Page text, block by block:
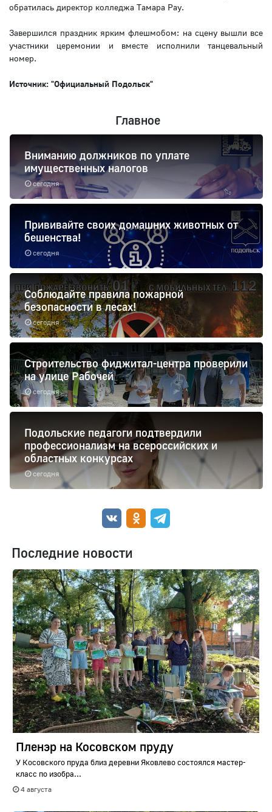
обратилась директор колледжа Тамара Рау.
Завершился праздник ярким флешмобом: на сцену вышли все
участники церемонии и вместе исполнили танцевальный
номер.
Источник: "Официальный Подольск"
Главное
сегодня
Вниманию должников по уплате
имущественных налогов
сегодня
Прививайте своих домашних животных от
бешенства!
сегодня
Соблюдайте правила пожарной
безопасности в лесах!
сегодня
Строительство фиджитал-центра проверили
на улице Рабочей
сегодня
Подольские педагоги подтвердили
профессионализм на всероссийских и
областных конкурсах
Последние новости
Пленэр на Косовском пруду
У Косовского пруда близ деревни Яковлево состоялся мастер-
класс по изобра...
4 августа